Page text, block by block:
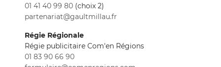
01 41 40 99 80 (choix 2)
partenariat@gaultmillau.fr
Régie Régionale
Régie publicitaire Com'en Régions
01 83 90 66 90